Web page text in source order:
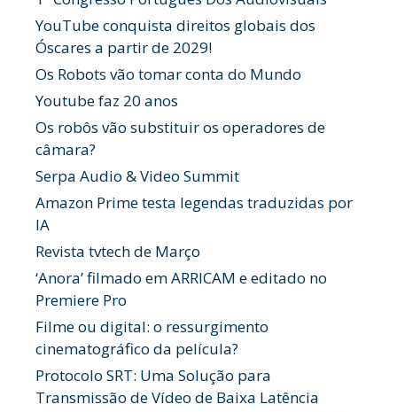
YouTube conquista direitos globais dos
Óscares a partir de 2029!
Os Robots vão tomar conta do Mundo
Youtube faz 20 anos
Os robôs vão substituir os operadores de
câmara?
Serpa Audio & Video Summit
Amazon Prime testa legendas traduzidas por
IA
Revista tvtech de Março
‘Anora’ filmado em ARRICAM e editado no
Premiere Pro
Filme ou digital: o ressurgimento
cinematográfico da película?
Protocolo SRT: Uma Solução para
Transmissão de Vídeo de Baixa Latência